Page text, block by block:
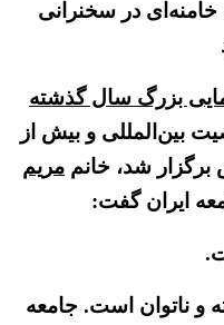
در سخنرانی
بزرگ سال گذشته
بین‌المللی و بیش از
شد، خانم مریم
ایران گفت:
و ناتوان است. جامعه